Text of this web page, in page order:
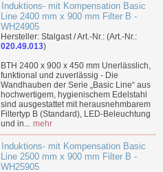
Induktions- mit Kompensation Basic
Line 2400 mm x 900 mm Filter B -
WH24905
Hersteller: Stalgast / Art.-Nr.: (Art.-Nr.:
020.49.013)
BTH 2400 x 900 x 450 mm Unerlässlich,
funktional und zuverlässig - Die
Wandhauben der Serie „Basic Line“ aus
hochwertigem, hygienischem Edelstahl
sind ausgestattet mit herausnehmbarem
Filtertyp B (Standard), LED-Beleuchtung
und in... mehr
Induktions- mit Kompensation Basic
Line 2500 mm x 900 mm Filter B -
WH25905